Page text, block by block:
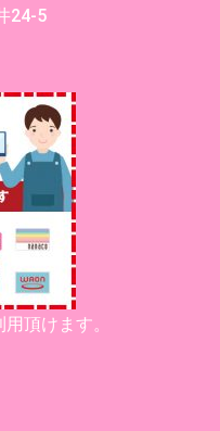
24-5
頂けます。